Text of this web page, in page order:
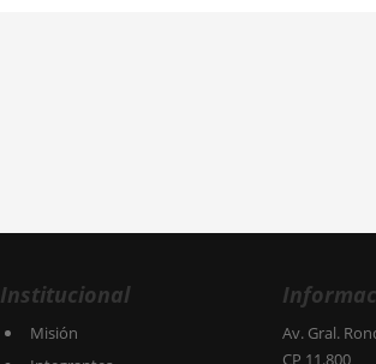
Institucional
Misión
Av. Gral.
CP 11.800